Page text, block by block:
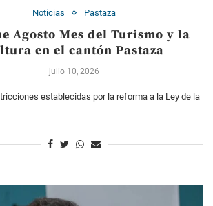
Noticias Pastaza
Agosto Mes del Turismo y la
en el cantón Pastaza
julio 10, 2026
establecidas por la reforma a la Ley de la